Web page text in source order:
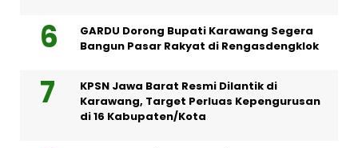
GARDU Dorong Bupati Karawang Segera
Bangun Pasar Rakyat di Rengasdengklok
KPSN Jawa Barat Resmi Dilantik di
Karawang, Target Perluas Kepengurusan
di 16 Kabupaten/Kota